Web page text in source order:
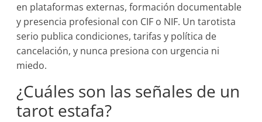
en plataformas externas, formación documentable
y presencia profesional con CIF o NIF. Un tarotista
serio publica condiciones, tarifas y política de
cancelación, y nunca presiona con urgencia ni
miedo.
¿Cuáles son las señales de un
tarot estafa?